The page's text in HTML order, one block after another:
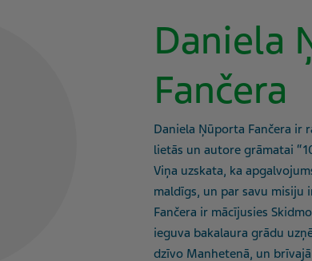
Daniela
Fančera
Daniela Ņūporta Fančera ir
lietās un autore grāmatai
Viņa uzskata, ka
maldīgs, un par savu
Fančera ir mācījusies
ieguva bakalaura grādu
dzīvo Manhetenā, un